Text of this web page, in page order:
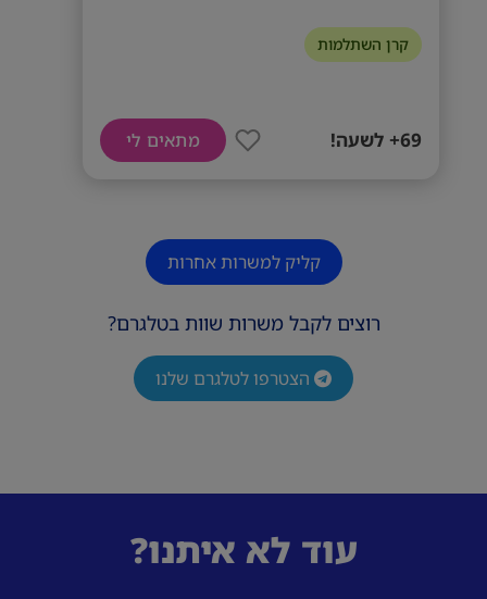
קרן השתלמות
69+ לשעה! מתאים לי
קליק למשרות אחרות
רוצים לקבל משרות שוות בטלגרם?
הצטרפו לטלגרם שלנו
עוד לא איתנו?